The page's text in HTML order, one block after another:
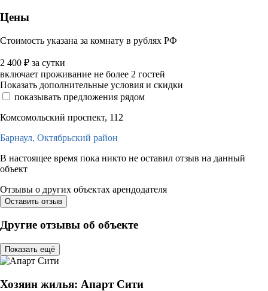
Цены
Стоимость указана за комнату в рублях РФ
2 400 ₽ за сутки
включает проживание не более 2 гостей
Показать дополнительные условия и скидки
показывать предложения рядом
Комсомольский проспект, 112
Барнаул, Октябрьский район
В настоящее время пока никто не оставил отзыв на данный
объект
Отзывы о других объектах арендодателя
Оставить отзыв
Другие отзывы об объекте
Показать ещё
Хозяин жилья: Апарт Сити